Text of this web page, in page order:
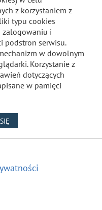
z korzystaniem z
typu cookies
zalogowaniu i
podstron serwisu.
w dowolnym
Korzystanie z
dotyczących
w pamięci